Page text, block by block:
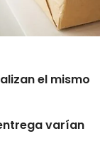
el mismo
varían